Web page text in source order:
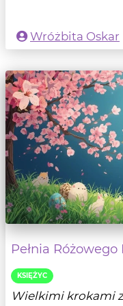
Wróżbita Oskar
Pełnia
KSIĘŻYC
Wielkimi krokami